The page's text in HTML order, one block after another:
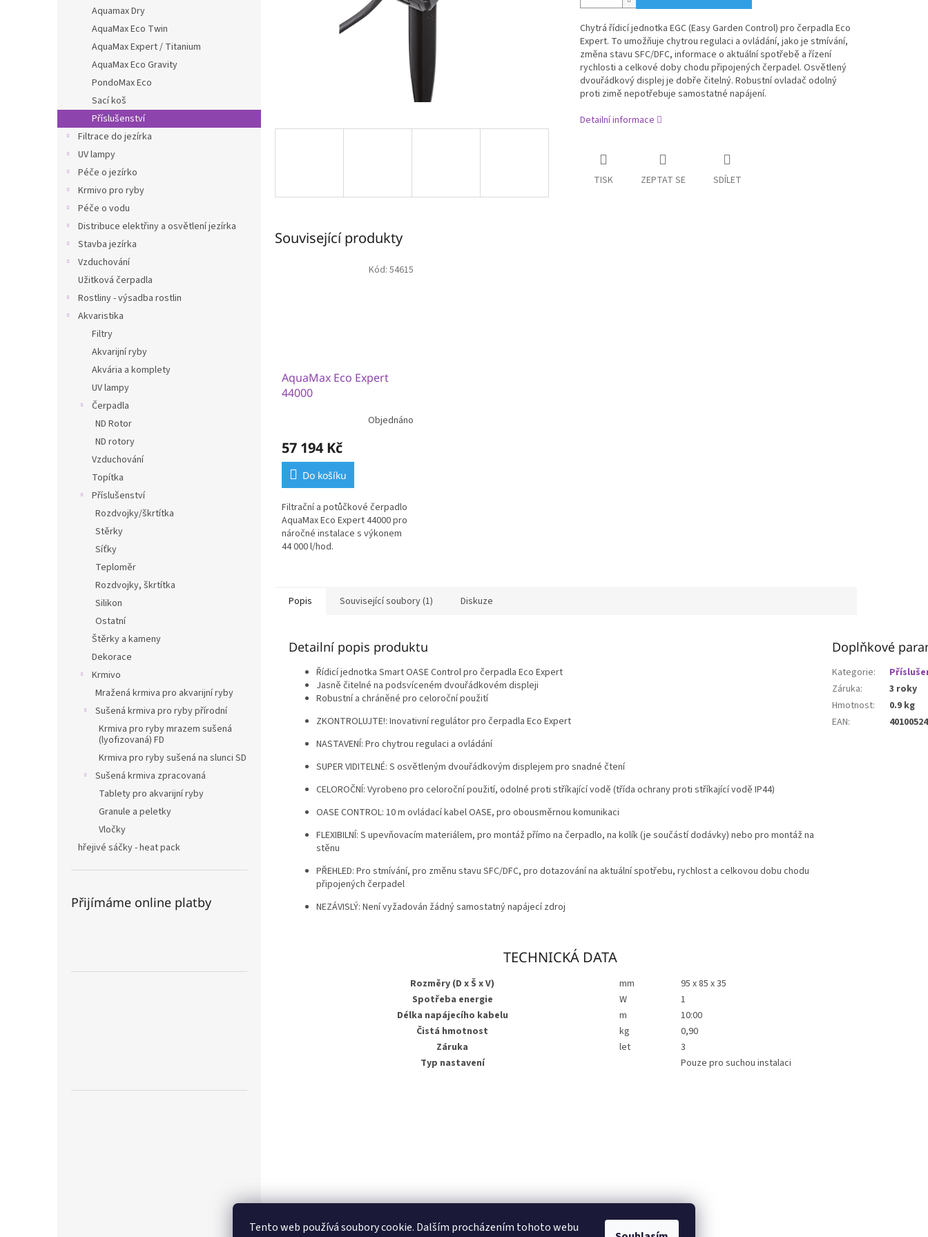
Tento web používá soubory cookie. Dalším procházením tohoto webu
Aquamax Dry
AquaMax Eco Twin
AquaMax Expert / Titanium
AquaMax Eco Gravity
PondoMax Eco
Sací koš
Příslušenství
Filtrace do jezírka
UV lampy
Péče o jezírko
Krmivo pro ryby
Péče o vodu
Distribuce elektřiny a osvětlení jezírka
Stavba jezírka
Vzduchování
Užitková čerpadla
Rostliny - výsadba rostlin
Akvaristika
Filtry
Akvarijní ryby
Akvária a komplety
UV lampy
Čerpadla
ND Rotor
ND rotory
Vzduchování
Topítka
Příslušenství
Rozdvojky/škrtítka
Stěrky
Síťky
Teploměr
Rozdvojky, škrtítka
Silikon
Ostatní
Štěrky a kameny
Dekorace
Krmivo
Mražená krmiva pro akvarijní ryby
Sušená krmiva pro ryby přírodní
Krmiva pro ryby mrazem sušená
(lyofizovaná) FD
Krmiva pro ryby sušená na slunci SD
Sušená krmiva zpracovaná
Tablety pro akvarijní ryby
Granule a peletky
Vločky
hřejivé sáčky - heat pack
Přijímáme online platby
Chytrá řídicí jednotka EGC (Easy Garden Control) pro čerpadla Eco
Expert. To umožňuje chytrou regulaci a ovládání, jako je stmívání,
změna stavu SFC/DFC, informace o aktuální spotřebě a řízení
rychlosti a celkové doby chodu připojených čerpadel. Osvětlený
dvouřádkový displej je dobře čitelný. Robustní ovladač odolný
proti zimě nepotřebuje samostatné napájení.
Detailní informace
TISK ZEPTAT SE SDÍLET
Související produkty
AquaMax Eco Expert
44000
Objednáno
57 194 Kč
Do košíku
Filtrační a potůčkové čerpadlo
AquaMax Eco Expert 44000 pro
náročné instalace s výkonem
44 000 l/hod.
Kód: 54615
Popis Související soubory (1) Diskuze
Detailní popis produktu
Řídicí jednotka Smart OASE Control pro čerpadla Eco Expert
Jasně čitelné na podsvíceném dvouřádkovém displeji
Robustní a chráněné pro celoroční použití
ZKONTROLUJTE!: Inovativní regulátor pro čerpadla Eco Expert
NASTAVENÍ: Pro chytrou regulaci a ovládání
SUPER VIDITELNÉ: S osvětleným dvouřádkovým displejem pro snadné čtení
CELOROČNÍ: Vyrobeno pro celoroční použití, odolné proti stříkající vodě (třída ochrany proti stříkající vodě IP44)
OASE CONTROL: 10 m ovládací kabel OASE, pro obousměrnou komunikaci
FLEXIBILNÍ: S upevňovacím materiálem, pro montáž přímo na čerpadlo, na kolík (je součástí dodávky) nebo pro montáž na
stěnu
PŘEHLED: Pro stmívání, pro změnu stavu SFC/DFC, pro dotazování na aktuální spotřebu, rychlost a celkovou dobu chodu
připojených čerpadel
NEZÁVISLÝ: Není vyžadován žádný samostatný napájecí zdroj
TECHNICKÁ DATA
Rozměry (D x Š x V) mm
95 x 85 x 35
Spotřeba energie
W
1
Délka napájecího kabelu
m
10:00
Čistá hmotnost
kg
0,90
Záruka
let
3
Typ nastavení
Pouze pro suchou instalaci
Doplňkové
Kategorie:
Záruka:
3 roky
Hmotnost:
0.9 kg
EAN: